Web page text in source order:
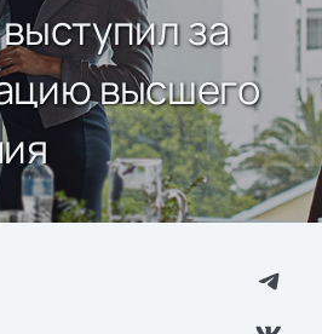
за
высшего